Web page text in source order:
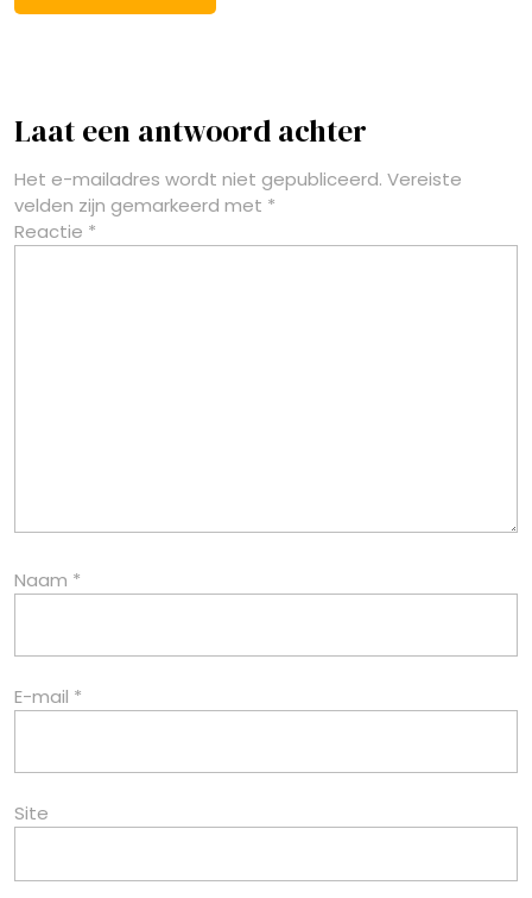
Laat een antwoord achter
Het e-mailadres wordt niet gepubliceerd. Vereiste
velden zijn gemarkeerd met *
Reactie *
Naam *
E-mail *
Site